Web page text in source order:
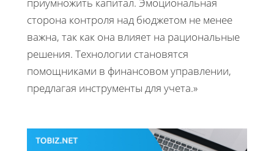
приумножить капитал. Эмоциональная
сторона контроля над бюджетом не менее
важна, так как она влияет на рациональные
решения. Технологии становятся
помощниками в финансовом управлении,
предлагая инструменты для учета.»